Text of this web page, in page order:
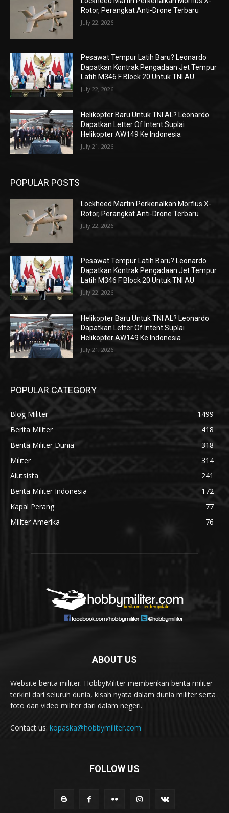
Rotor, Perangkat Anti-Drone Terbaru
July 22, 2026
Pesawat Tempur Latih Baru? Leonardo
Dapatkan Kontrak Pengadaan Jet Tempur
Latih M346 F Block 20 Untuk TNI AU
July 22, 2026
Helikopter Baru Untuk TNI AL? Leonardo
Dapatkan Letter Of Intent Suplai
Helikopter AW149 Ke Indonesia
July 21, 2026
POPULAR POSTS
Lockheed Martin Perkenalkan Morfius X-
Rotor, Perangkat Anti-Drone Terbaru
July 22, 2026
Pesawat Tempur Latih Baru? Leonardo
Dapatkan Kontrak Pengadaan Jet Tempur
Latih M346 F Block 20 Untuk TNI AU
July 22, 2026
Helikopter Baru Untuk TNI AL? Leonardo
Dapatkan Letter Of Intent Suplai
Helikopter AW149 Ke Indonesia
July 21, 2026
POPULAR CATEGORY
Blog Militer
1499
Berita Militer
418
Berita Militer Dunia
318
Militer
314
Alutsista
241
Berita Militer Indonesia
172
Kapal Perang
77
Militer Amerika
76
ABOUT US
Website berita militer. HobbyMiliter memberikan berita militer
terkini dari seluruh dunia, kisah nyata dalam dunia militer serta
foto dan video militer dari dalam negeri.
Contact us: kopaska@hobbymiliter.com
FOLLOW US